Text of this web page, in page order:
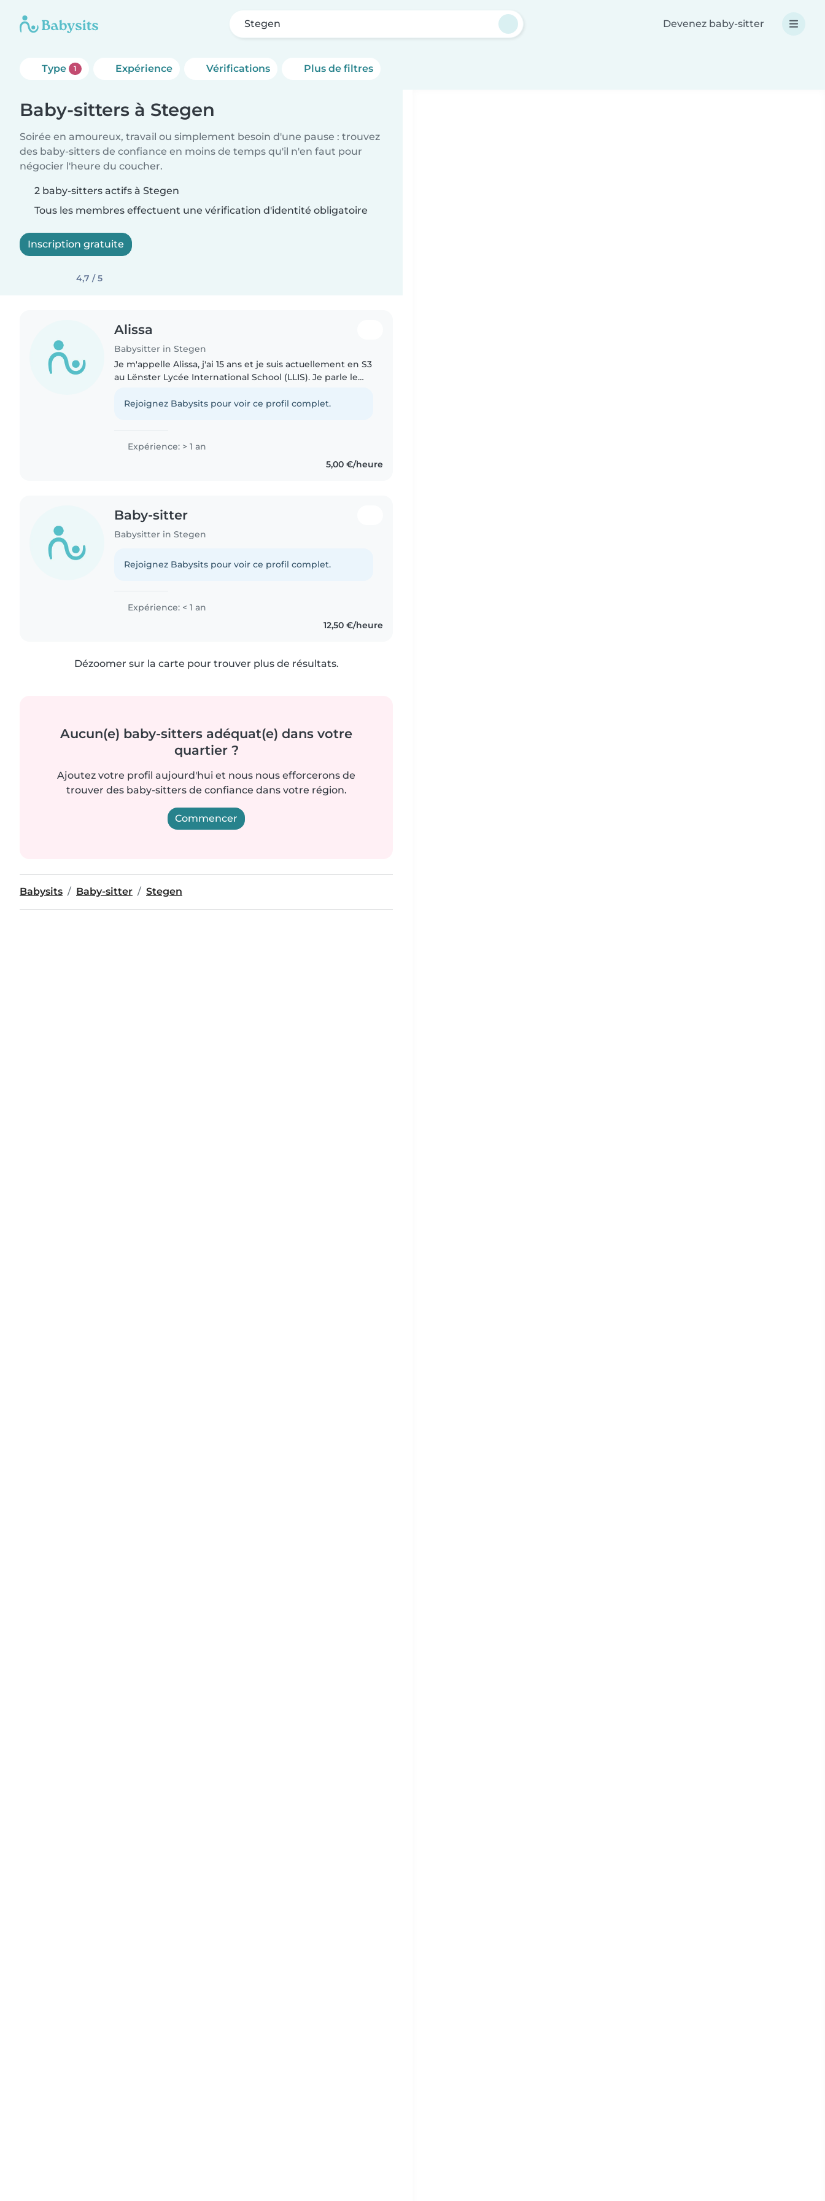
Stegen Devenez baby-sitter
Type 1 Expérience Vérifications Plus de filtres
Baby-sitters à Stegen
Soirée en amoureux, travail ou simplement besoin d'une pause : trouvez
des baby-sitters de confiance en moins de temps qu'il n'en faut pour
négocier l'heure du coucher.
2 baby-sitters actifs à Stegen
Tous les membres effectuent une vérification d'identité obligatoire
Inscription gratuite
4,7 / 5
Alissa
Babysitter in Stegen
Je m'appelle Alissa, j'ai 15 ans et je suis actuellement en S3
au Lënster Lycée International School (LLIS). Je parle le
russe...
Rejoignez Babysits pour voir ce profil complet.
Expérience: > 1 an
5,00 €/heure
Baby-sitter
Babysitter in Stegen
Rejoignez Babysits pour voir ce profil complet.
Expérience: < 1 an
12,50 €/heure
Dézoomer sur la carte pour trouver plus de résultats.
Aucun(e) baby-sitters adéquat(e) dans votre
quartier ?
Ajoutez votre profil aujourd'hui et nous nous efforcerons de
trouver des baby-sitters de confiance dans votre région.
Commencer
Babysits Baby-sitter Stegen